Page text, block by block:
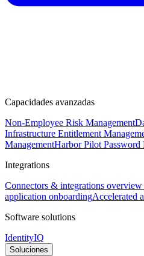
Capacidades avanzadas
Non-Employee Risk Management
Infrastructure Entitlement
ManagementHarbor Pilot Password
Integrations
Connectors & integrations overview
application onboardingAccelerated
Software solutions
IdentityIQ
Soluciones